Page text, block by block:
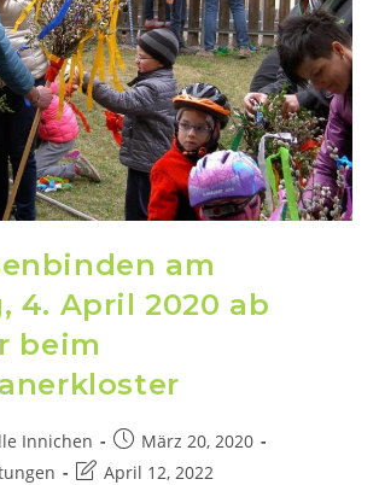
am
4. April 2020 ab
beim
Innichen
März 20, 2020
April 12, 2022